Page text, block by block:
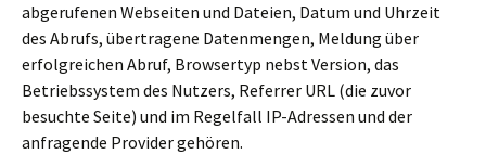
abgerufenen Webseiten und Dateien, Datum und Uhrzeit
des Abrufs, übertragene Datenmengen, Meldung über
erfolgreichen Abruf, Browsertyp nebst Version, das
Betriebssystem des Nutzers, Referrer URL (die zuvor
besuchte Seite) und im Regelfall IP-Adressen und der
anfragende Provider gehören.